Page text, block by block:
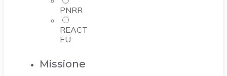
PNRR
REACT
EU
Missione